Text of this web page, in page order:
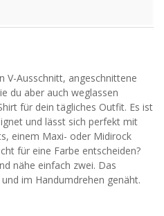
V-Ausschnitt, angeschnittene
du aber auch weglassen
für dein tägliches Outfit. Es ist
und lässt sich perfekt mit
einem Maxi- oder Midirock
für eine Farbe entscheiden?
nähe einfach zwei. Das
im Handumdrehen genäht.